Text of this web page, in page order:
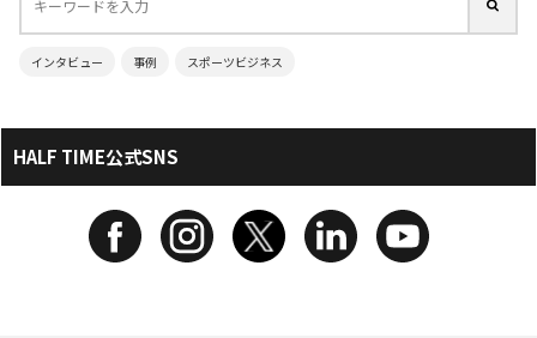
インタビュー 事例 スポーツビジネス
HALF TIME公式SNS